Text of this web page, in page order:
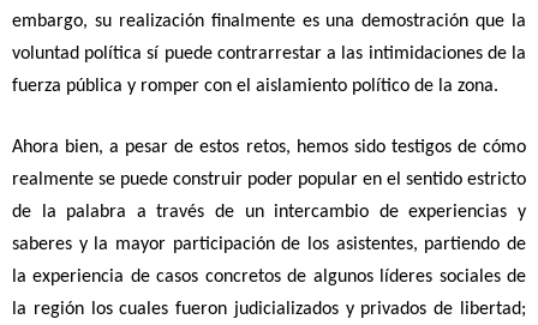
embargo, su realización finalmente es una demostración que la
voluntad política sí puede contrarrestar a las intimidaciones de la
fuerza pública y romper con el aislamiento político de la zona.
Ahora bien, a pesar de estos retos, hemos sido testigos de cómo
realmente se puede construir poder popular en el sentido estricto
de la palabra a través de un intercambio de experiencias y
saberes y la mayor participación de los asistentes, partiendo de
la experiencia de casos concretos de algunos líderes sociales de
la región los cuales fueron judicializados y privados de libertad;